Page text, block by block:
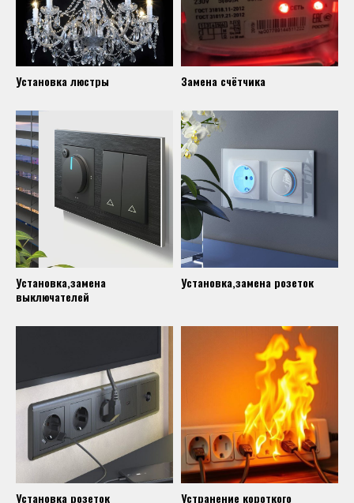
Установка люстры Замена счётчика
Установка,замена
выключателей
Установка,замена розеток
Установка розеток
Устранение короткого